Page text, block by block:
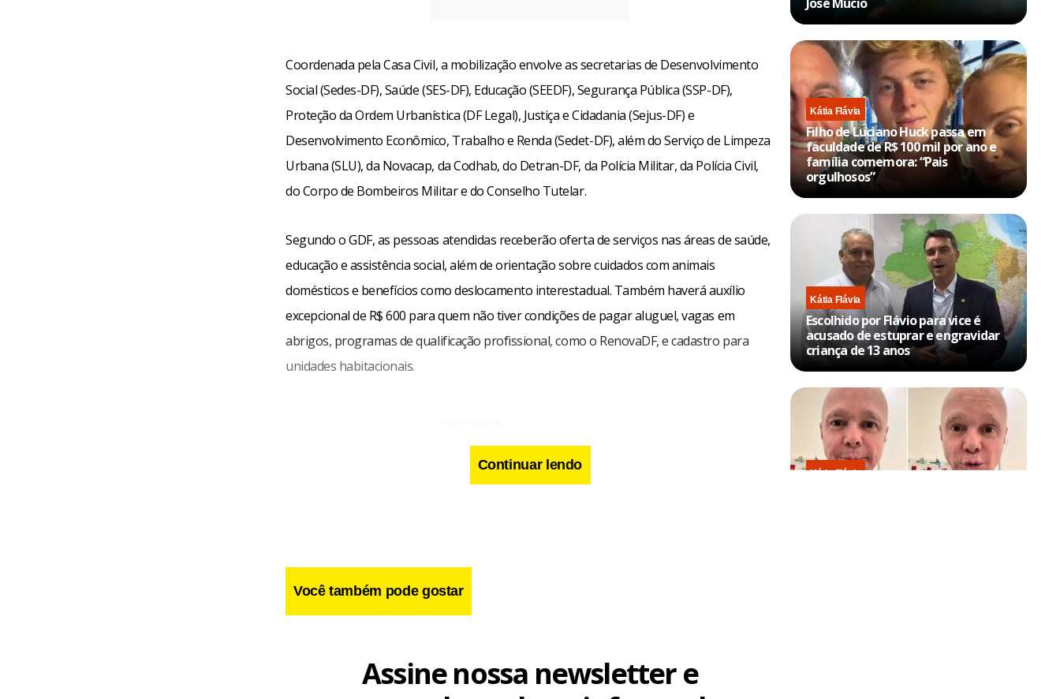
Coordenada pela Casa Civil, a mobilização envolve as secretarias de Desenvolvimento
Social (Sedes-DF), Saúde (SES-DF), Educação (SEEDF), Segurança Pública (SSP-DF),
Proteção da Ordem Urbanística (DF Legal), Justiça e Cidadania (Sejus-DF) e
Desenvolvimento Econômico, Trabalho e Renda (Sedet-DF), além do Serviço de Limpeza
Urbana (SLU), da Novacap, da Codhab, do Detran-DF, da Polícia Militar, da Polícia Civil,
do Corpo de Bombeiros Militar e do Conselho Tutelar.
Segundo o GDF, as pessoas atendidas receberão oferta de serviços nas áreas de saúde,
educação e assistência social, além de orientação sobre cuidados com animais
domésticos e benefícios como deslocamento interestadual. Também haverá auxílio
excepcional de R$ 600 para quem não tiver condições de pagar aluguel, vagas em
abrigos, programas de qualificação profissional, como o RenovaDF, e cadastro para
unidades habitacionais.
Continuar lendo
Você também pode gostar
Kátia Flávia
Filho de Luciano Huck passa em
faculdade de R$ 100 mil por ano e
família comemora: “Pais
orgulhosos”
Kátia Flávia
Escolhido por Flávio para vice é
acusado de estuprar e engravidar
criança de 13 anos
Kátia Flávia
Assine nossa newsletter e